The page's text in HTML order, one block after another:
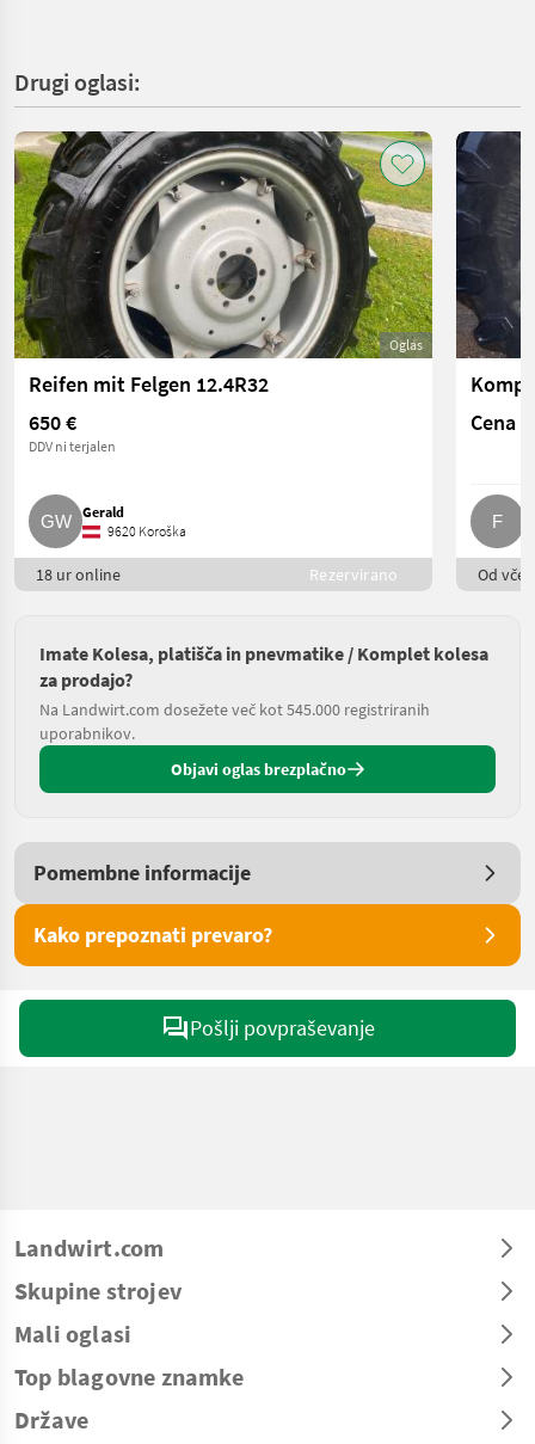
Drugi oglasi:
Oglas
Reifen mit Felgen 12.4R32
650 €
DDV ni terjalen
Gerald
9620 Koroška
18 ur online Rezervirano
Cena
Od
Imate Kolesa, platišča in pnevmatike / Komplet kolesa
za prodajo?
Na Landwirt.com dosežete več kot 545.000 registriranih
uporabnikov.
Objavi oglas brezplačno
Pomembne informacije
Kako prepoznati prevaro?
Pošlji povpraševanje
Landwirt.com
Skupine strojev
Mali oglasi
Top blagovne znamke
Države